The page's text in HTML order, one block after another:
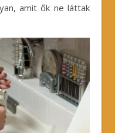
amit ők ne láttak